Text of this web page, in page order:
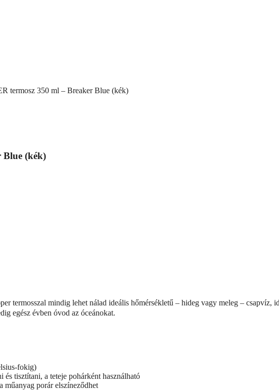
termosz 350 ml – Breaker Blue (kék)
Blue (kék)
termosszal mindig lehet nálad ideális hőmérsékletű – hideg vagy meleg –
egész évben óvod az óceánokat.
fokig)
tisztítani, a teteje pohárként használható
műanyag porár elszíneződhet